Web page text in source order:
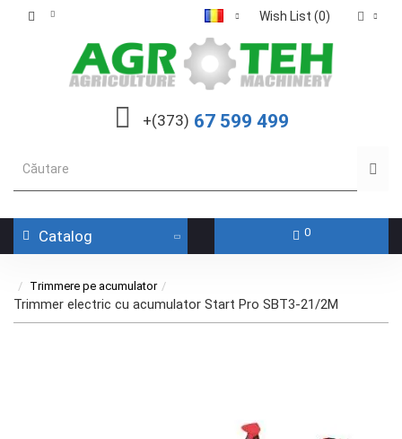
Wish List (0)
+(373) 67 599 499
Catalog 0
Trimmere pe acumulator
Trimmer electric cu acumulator Start Pro SBT3-21/2M